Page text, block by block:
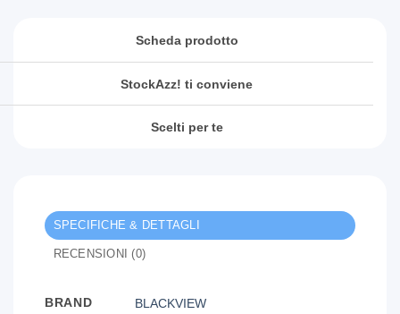
Scheda prodotto
StockAzz! ti conviene
Scelti per te
SPECIFICHE & DETTAGLI
RECENSIONI (0)
BRAND BLACKVIEW